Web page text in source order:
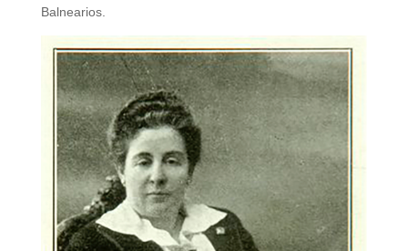
Balnearios.